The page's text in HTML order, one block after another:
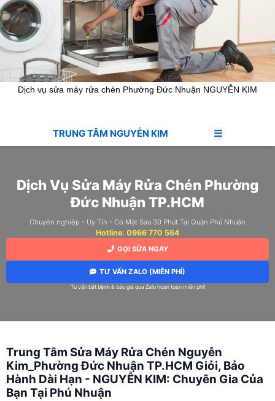
Dịch vụ sửa máy rửa chén Phường Đức Nhuận NGUYỄN KIM
TRUNG TÂM NGUYỄN KIM
Dịch Vụ Sửa Máy Rửa Chén Phường
Đức Nhuận TP.HCM
Chuyên nghiệp - Uy Tín - Có Mặt Sau 30 Phút Tại Quận Phú Nhuận
Hotline: 0966 770 564
GỌI SỬA NGAY
TƯ VẤN ZALO (MIỄN PHÍ)
Tư vấn bắt bệnh & báo giá qua Zalo hoàn toàn miễn phí!
Trung Tâm Sửa Máy Rửa Chén Nguyễn
Kim_Phường Đức Nhuận TP.HCM Giỏi, Bảo
Hành Dài Hạn - NGUYỄN KIM: Chuyên Gia Của
Bạn Tại Phú Nhuận